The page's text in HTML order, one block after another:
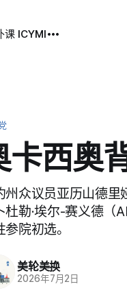
课 ICYMI
卡西奥
州众议员亚历山德里
杜勒·埃尔-赛义德（
参院初选。
美轮美换
2026年7月2日